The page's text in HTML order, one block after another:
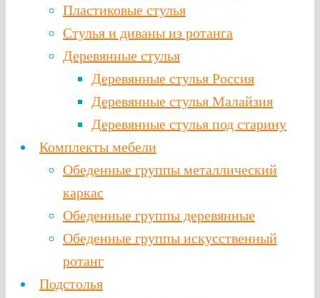
Пластиковые стулья
Стулья и диваны из ротанга
Деревянные стулья
Деревянные стулья Россия
Деревянные стулья Малайзия
Деревянные стулья под старину
Комплекты мебели
Обеденные группы металлический
каркас
Обеденные группы деревянные
Обеденные группы искусственный
ротанг
Подстолья